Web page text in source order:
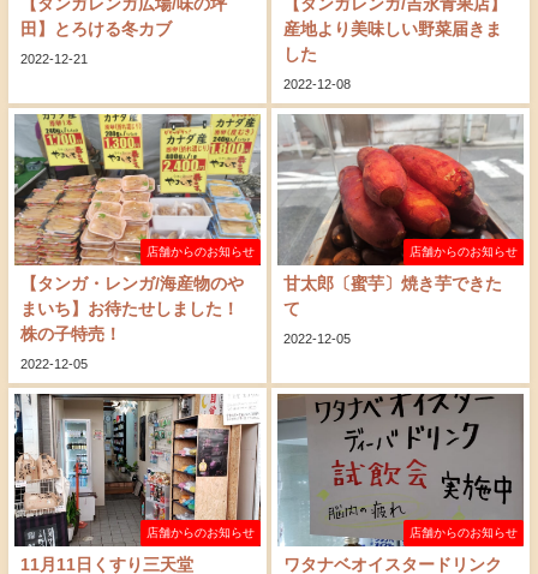
田】とろける冬カブ
2022-12-21
産地より美味しい野菜届きま
した
2022-12-08
店舗からのお知らせ
【タンガ・レンガ/海産物のや
まいち】お待たせしました！
株の子特売！
2022-12-05
店舗からのお知らせ
甘太郎〔蜜芋〕焼き芋できた
て
2022-12-05
店舗からのお知らせ
11月11日くすり三天堂
店舗からのお知らせ
ワタナベオイスタードリンク